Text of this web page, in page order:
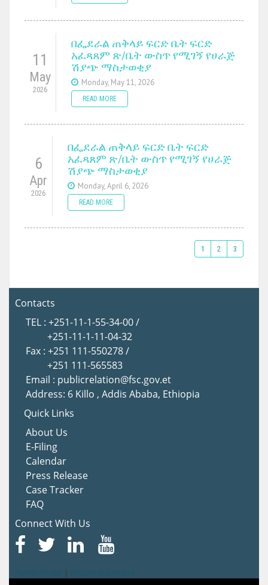
11
May
2026
በፌደራል ጠቅላይ ፍርድ ቤት ፍርድ
አፈጻጸም ጽ/ቤት ውስጥ የሚገኝ የሀራጅ
ሽያጭ ማስታወቂያ
Monday, May 11, 2026
READ MORE
6
Apr
2026
በፌደራል ጠቅላይ ፍርድ ቤት ፍርድ
አፈጻጸም ጽ/ቤት ውስጥ የሚገኝ የሀራጅ
ሽያጭ ማስታወቂያ
Monday, April 6, 2026
READ MORE
1 2 3
Contacts
TEL : +251-11-1-55-34-00 /
+251-11-1-11-04-32
Fax : +251 111-550278 /
+251 111-565583
Email : publicrelation@fsc.gov.et
Address: 6 Killo , Addis Ababa, Ethiopia
Quick Links
About Us
E-Filing
Calendar
Press Release
Case Tracker
FAQ
Connect With Us
|